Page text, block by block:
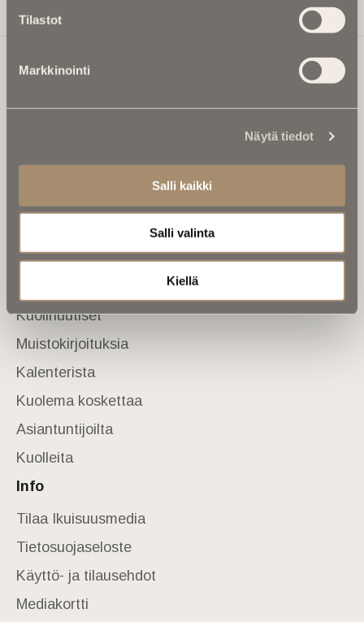
Tilastot
Markkinointi
Näytä tiedot
Salli kaikki
Salli valinta
Kiellä
Tilaa Uutiskirje
valtakunnallinen mediabrändi. Julkaisemme uusimmat
kuolinuutiset ja kuolintiedot.
Anna palautetta
Sivusto
Kuolinuutiset
Muistokirjoituksia
Kalenterista
Kuolema koskettaa
Asiantuntijoilta
Kuolleita
Info
Tilaa Ikuisuusmedia
Tietosuojaseloste
Käyttö- ja tilausehdot
Mediakortti